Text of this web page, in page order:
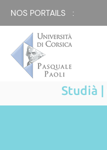
NOS PORTAILS :
Studià |